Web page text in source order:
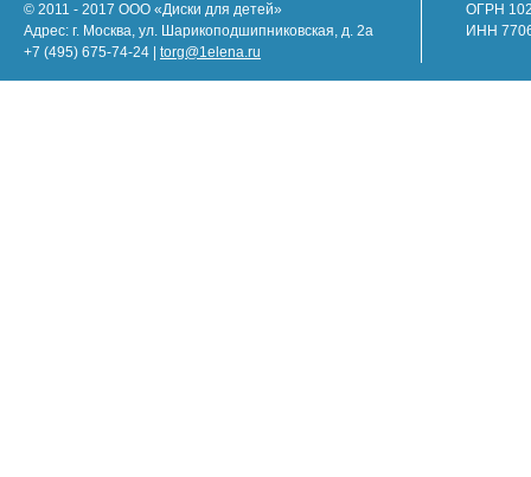
© 2011 - 2017 ООО «Диски для детей»
Адрес: г. Москва, ул. Шарикоподшипниковская, д. 2а
+7 (495) 675-74-24 | torg@1elena.ru
ОГРН
ИНН